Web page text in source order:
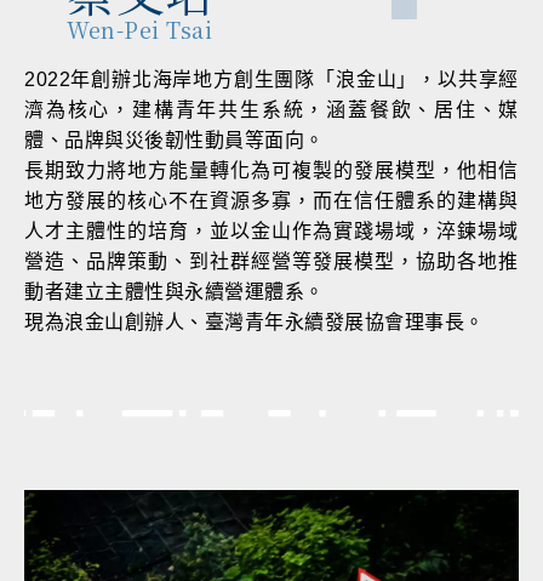
Wen-Pei Tsai
2022年創辦北海岸地方創生團隊「浪金山」，以共享經
濟為核心，建構青年共生系統，涵蓋餐飲、居住、媒
體、品牌與災後韌性動員等面向。
長期致力將地方能量轉化為可複製的發展模型，他相信
地方發展的核心不在資源多寡，而在信任體系的建構與
人才主體性的培育，並以金山作為實踐場域，淬鍊場域
營造、品牌策動、到社群經營等發展模型，協助各地推
動者建立主體性與永續營運體系。
現為浪金山創辦人、臺灣青年永續發展協會理事長。